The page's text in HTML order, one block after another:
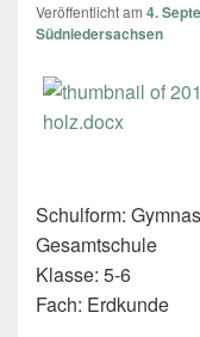
Veröffentlicht am 4.
Südniedersachsen
Schulform:
Gesamtschule
Klasse: 5-6
Fach: Erdkunde